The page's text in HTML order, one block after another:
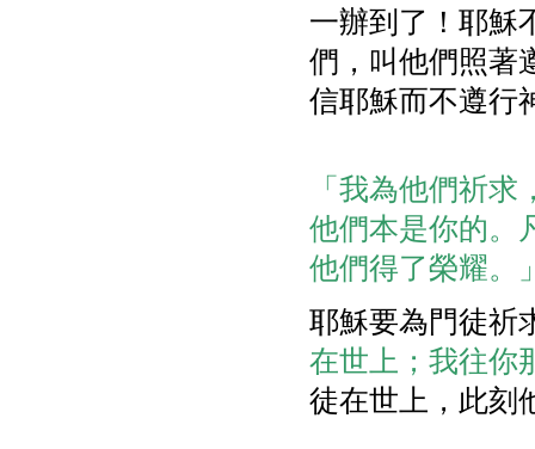
一辦到了！耶穌
們，叫他們照著
信耶穌而不遵行
「我為他們祈
他們本是你的。
他們得了榮耀。
耶穌要為門徒祈
在世上；我往你
徒在世上，此刻